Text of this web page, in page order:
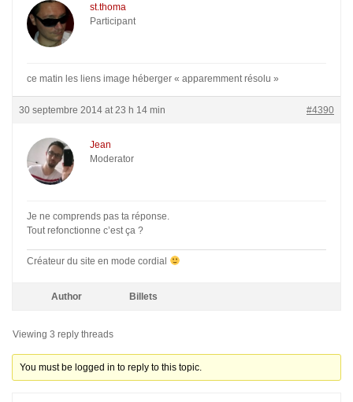
st.thoma
Participant
ce matin les liens image héberger « apparemment résolu »
30 septembre 2014 at 23 h 14 min #4390
Jean
Moderator
Je ne comprends pas ta réponse.
Tout refonctionne c’est ça ?
Créateur du site en mode cordial
Author Billets
Viewing 3 reply threads
You must be logged in to reply to this topic.